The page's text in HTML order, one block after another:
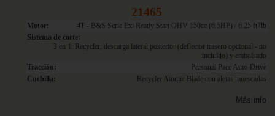
21465
Motor:
4T - B&S Serie Exi Ready Start OHV 150cc (6.5HP) / 6.25 ft7lb
Sistema de corte:
3 en 1: Recycler, descarga lateral posterior (deflector trasero opcional - no
incluído) y embolsado
Tracción:
Personal Pace Auto-Drive
Cuchilla:
Recycler Atomic Blade con aletas muescadas
Más info